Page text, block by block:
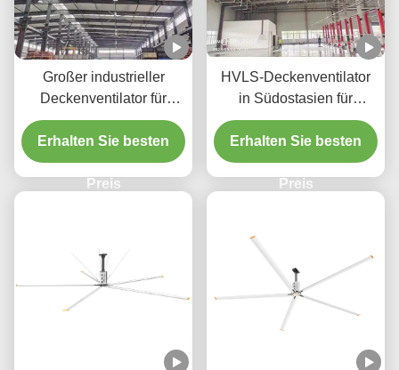
Großer industrieller
Deckenventilator für
Lager und Werkstatt mit
Getriebeantriebsmotor
Erhalten Sie besten
Preis
HVLS-Deckenventilator
in Südostasien für
verschiedene Größen mit
Getriebemotor 40dB
Erhalten Sie besten
Preis